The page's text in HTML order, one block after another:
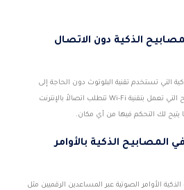
الذكية دون الاتصال
التي تستخدم تقنية البلوتوث دون الحاجة إلى
اتصال بالإنترنت. ومع ذلك، المصابيح التي تعمل بتقنية Wi-Fi تتطلب اتصالاً بالإنترنت
يتيح لك التحكم فيها من أي مكان.
المصابيح الذكية بالأوامر
الأوامر الصوتية عبر المساعدين الرقميين مثل